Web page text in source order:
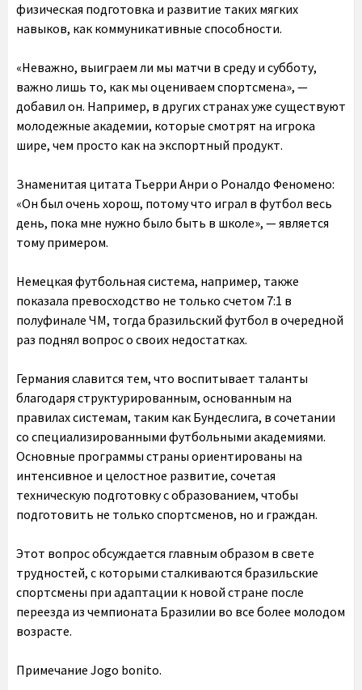
физическая подготовка и развитие таких мягких
навыков, как коммуникативные способности.
«Неважно, выиграем ли мы матчи в среду и субботу,
важно лишь то, как мы оцениваем спортсмена», —
добавил он. Например, в других странах уже существуют
молодежные академии, которые смотрят на игрока
шире, чем просто как на экспортный продукт.
Знаменитая цитата Тьерри Анри о Роналдо Феномено:
«Он был очень хорош, потому что играл в футбол весь
день, пока мне нужно было быть в школе», — является
тому примером.
Немецкая футбольная система, например, также
показала превосходство не только счетом 7:1 в
полуфинале ЧМ, тогда бразильский футбол в очередной
раз поднял вопрос о своих недостатках.
Германия славится тем, что воспитывает таланты
благодаря структурированным, основанным на
правилах системам, таким как Бундеслига, в сочетании
со специализированными футбольными академиями.
Основные программы страны ориентированы на
интенсивное и целостное развитие, сочетая
техническую подготовку с образованием, чтобы
подготовить не только спортсменов, но и граждан.
Этот вопрос обсуждается главным образом в свете
трудностей, с которыми сталкиваются бразильские
спортсмены при адаптации к новой стране после
переезда из чемпионата Бразилии во все более молодом
возрасте.
Примечание Jogo bonito.